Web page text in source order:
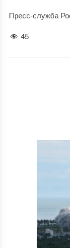
Пресс-служба
45